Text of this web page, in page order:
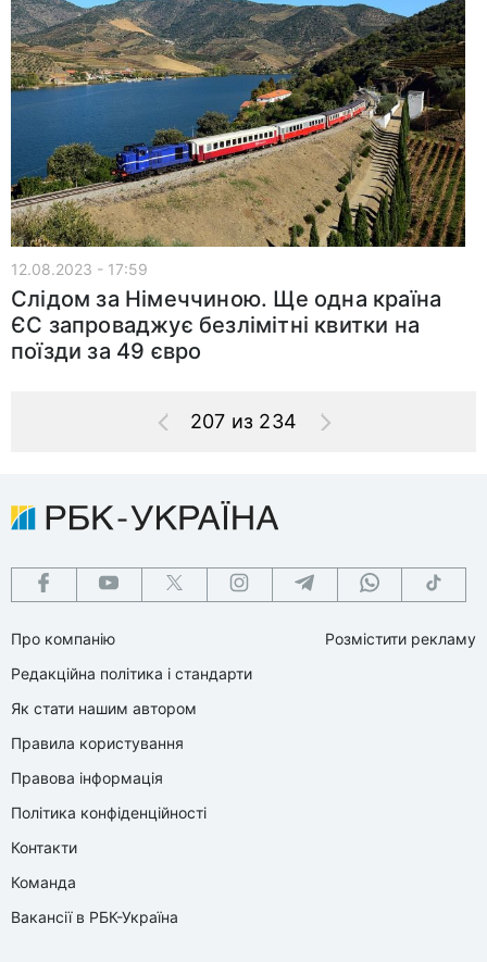
12.08.2023 - 17:59
Слідом за Німеччиною. Ще одна країна
ЄС запроваджує безлімітні квитки на
поїзди за 49 євро
207 из 234
Про компанію
Редакційна політика і стандарти
Як стати нашим автором
Правила користування
Правова інформація
Політика конфіденційності
Контакти
Команда
Вакансії в РБК-Україна
Розмістити рекламу